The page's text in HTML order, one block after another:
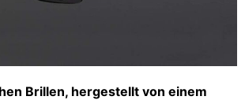
Brillen, hergestellt von einem